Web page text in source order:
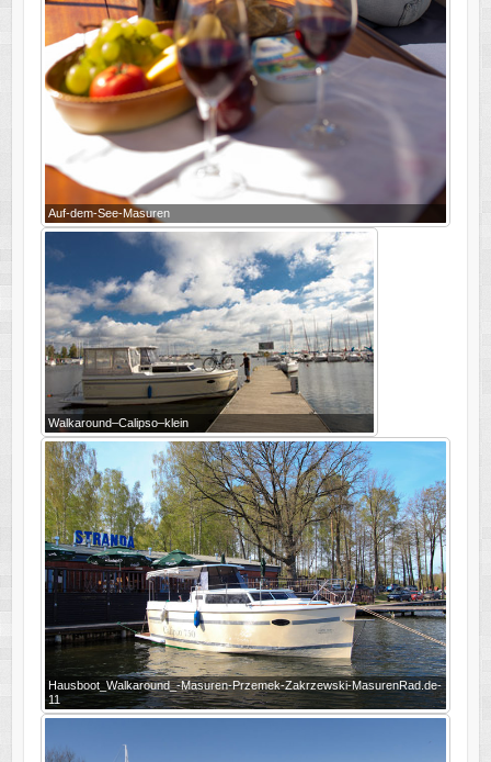
Auf-dem-See-Masuren
Walkaround–Calipso–klein
Hausboot_Walkaround_-Masuren-Przemek-Zakrzewski-MasurenRad.de-
11